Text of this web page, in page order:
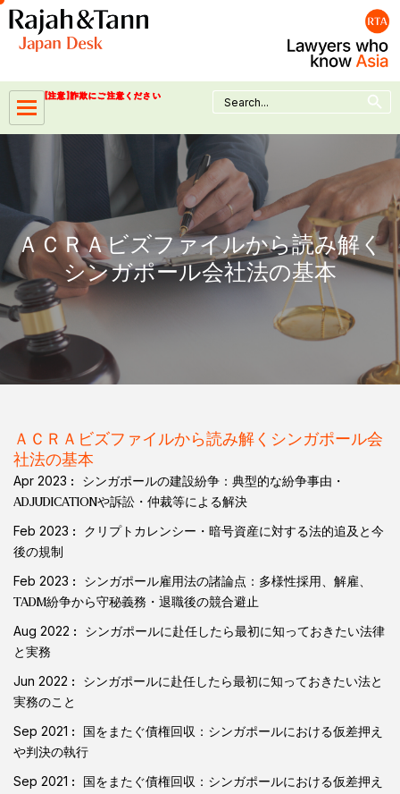
Skip
to
content
[注意]詐欺にご注意ください
Search
for:
Search Button
ＡＣＲＡビズファイルから読み解く
シンガポール会社法の基本
ＡＣＲＡビズファイルから読み解くシンガポール会
社法の基本
Apr 2023
シンガポールの建設紛争：典型的な紛争事由・
ADJUDICATIONや訴訟・仲裁等による解決
Feb 2023
クリプトカレンシー・暗号資産に対する法的追及と今
後の規制
Feb 2023
シンガポール雇用法の諸論点：多様性採用、解雇、
TADM紛争から守秘義務・退職後の競合避止
Aug 2022
シンガポールに赴任したら最初に知っておきたい法律
と実務
Jun 2022
シンガポールに赴任したら最初に知っておきたい法と
実務のこと
Sep 2021
国をまたぐ債権回収：シンガポールにおける仮差押え
や判決の執行
Sep 2021
国をまたぐ債権回収：シンガポールにおける仮差押え